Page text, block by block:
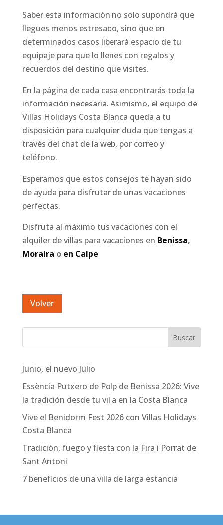
Saber esta información no solo supondrá que
llegues menos estresado, sino que en
determinados casos liberará espacio de tu
equipaje para que lo llenes con regalos y
recuerdos del destino que visites.
En la página de cada casa encontrarás toda la
información necesaria. Asimismo, el equipo de
Villas Holidays Costa Blanca queda a tu
disposición para cualquier duda que tengas a
través del chat de la web, por correo y
teléfono.
Esperamos que estos consejos te hayan sido
de ayuda para disfrutar de unas vacaciones
perfectas.
Disfruta al máximo tus vacaciones con el
alquiler de villas para vacaciones en Benissa,
Moraira o en Calpe
Junio, el nuevo Julio
Essència Putxero de Polp de Benissa 2026: Vive
la tradición desde tu villa en la Costa Blanca
Vive el Benidorm Fest 2026 con Villas Holidays
Costa Blanca
Tradición, fuego y fiesta con la Fira i Porrat de
Sant Antoni
7 beneficios de una villa de larga estancia